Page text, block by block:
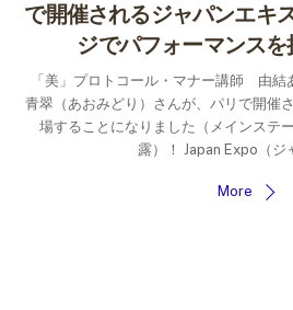
で開催されるジャパンエキ
ジでパフォーマンスを
「美」プロトコール・マナー講師 由結
青翠（あおみどり）さんが、パリで開催
場することになりました（メインステ
露）！ Japan Expo（ジ
More